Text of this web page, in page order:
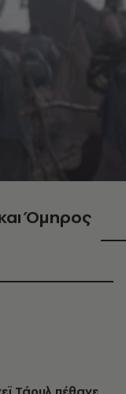
Όμηρος